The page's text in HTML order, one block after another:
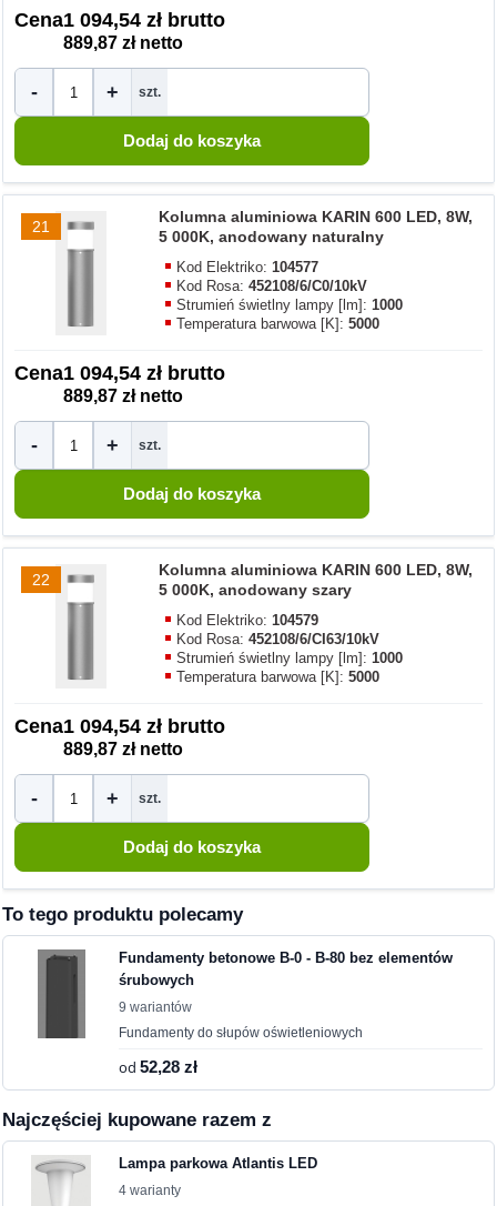
Cena1 094,54 zł brutto
889,87 zł netto
- + szt.
21
Kolumna aluminiowa KARIN 600 LED, 8W,
5 000K, anodowany naturalny
Kod Elektriko:104577
Kod Rosa:452108/6/C0/10kV
Strumień świetlny lampy [lm]:1000
Temperatura barwowa [K]:5000
Cena1 094,54 zł brutto
889,87 zł netto
- + szt.
22
Kolumna aluminiowa KARIN 600 LED, 8W,
5 000K, anodowany szary
Kod Elektriko:104579
Kod Rosa:452108/6/CI63/10kV
Strumień świetlny lampy [lm]:1000
Temperatura barwowa [K]:5000
Cena1 094,54 zł brutto
889,87 zł netto
- + szt.
To tego produktu polecamy
Fundamenty betonowe B-0 - B-80 bez elementów
śrubowych
9 wariantów
Fundamenty do słupów oświetleniowych
od52,28 zł
Najczęściej kupowane razem z
Lampa parkowa Atlantis LED
4 warianty